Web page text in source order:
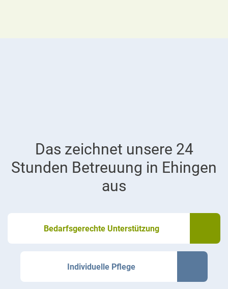
Das zeichnet unsere 24
Stunden Betreuung in Ehingen
aus
Bedarfsgerechte Unterstützung
Individuelle Pflege